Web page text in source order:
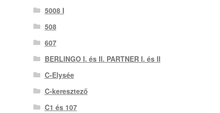
5008 I
508
607
BERLINGO I. és II. PARTNER I. és II
C-Elysée
C-keresztező
C1 és 107